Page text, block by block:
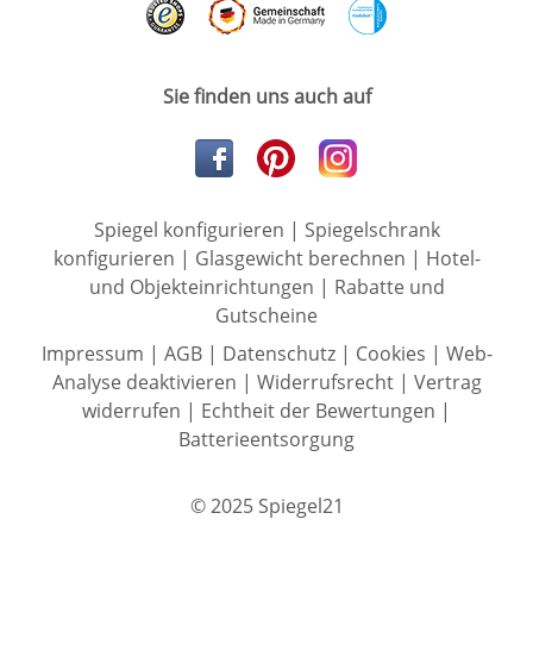
Sie finden uns auch auf
Spiegel konfigurieren | Spiegelschrank
konfigurieren | Glasgewicht berechnen | Hotel-
und Objekteinrichtungen | Rabatte und
Gutscheine
Impressum | AGB| Datenschutz| Cookies | Web-
Analyse deaktivieren | Widerrufsrecht| Vertrag
widerrufen | Echtheit der Bewertungen |
Batterieentsorgung
© 2025 Spiegel21